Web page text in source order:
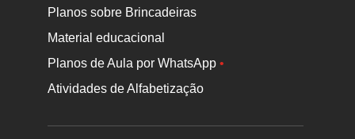
Planos sobre Brincadeiras
Material educacional
Planos de Aula por WhatsApp•
Atividades de Alfabetização